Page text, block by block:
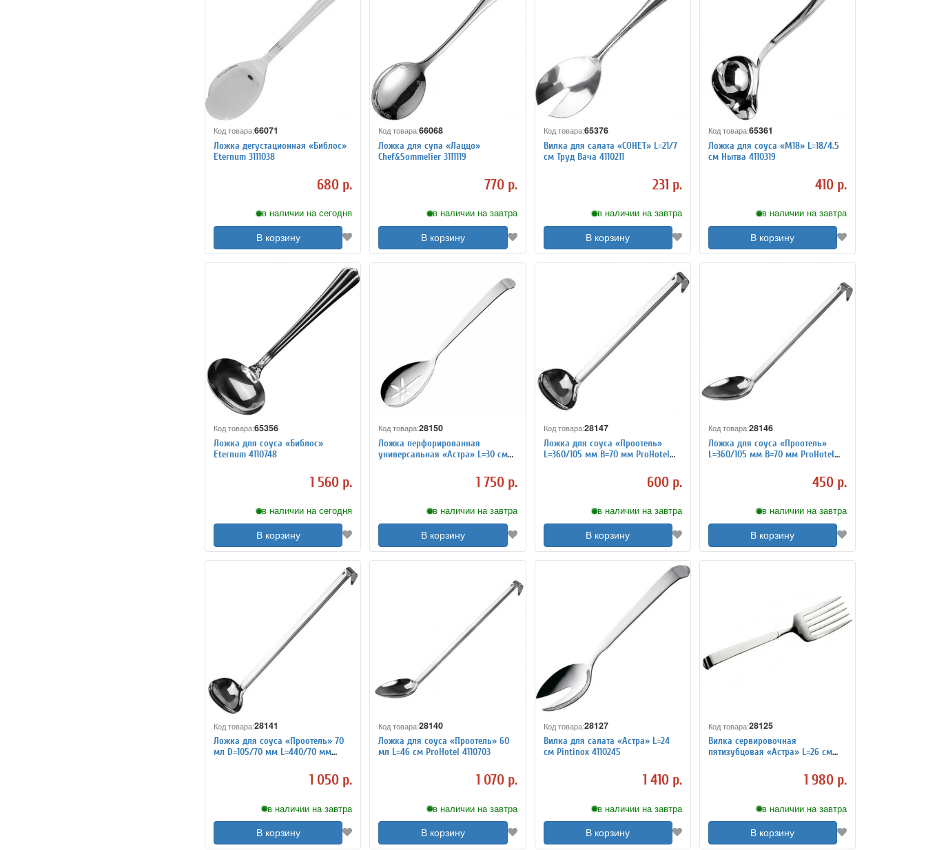
Код товара:66071
Ложка дегустационная «Библос»
Eternum 3111038
680 р.
в наличии на сегодня
В корзину
Код товара:66068
Ложка для супа «Лаццо»
Chef&Sommelier 3111119
770 р.
в наличии на завтра
В корзину
Код товара:65376
Вилка для салата «СОНЕТ» L=21/7
см Труд Вача 4110211
231 р.
в наличии на завтра
В корзину
Код товара:65361
Ложка для соуса «M18» L=18/4.5
см Нытва 4110319
410 р.
в наличии на завтра
В корзину
Код товара:65356
Ложка для соуса «Библос»
Eternum 4110748
1 560 р.
в наличии на сегодня
В корзину
Код товара:28150
Ложка перфорированная
универсальная «Астра» L=30 см
1 750 р.
в наличии на завтра
В корзину
Код товара:28147
Ложка для соуса «Проотель»
L=360/105 мм B=70 мм ProHotel
600 р.
в наличии на завтра
В корзину
Код товара:28146
Ложка для соуса «Проотель»
L=360/105 мм B=70 мм ProHotel
450 р.
в наличии на завтра
В корзину
Код товара:28141
Ложка для соуса «Проотель» 70
мл D=105/70 мм L=440/70 мм
1 050 р.
в наличии на завтра
В корзину
Код товара:28140
Ложка для соуса «Проотель» 60
мл L=46 см ProHotel 4110703
1 070 р.
в наличии на завтра
В корзину
Код товара:28127
Вилка для салата «Астра» L=24
см Pintinox 4110245
1 410 р.
в наличии на завтра
В корзину
Код товара:28125
Вилка сервировочная
пятизубцовая «Астра» L=26 см
1 980 р.
в наличии на завтра
В корзину